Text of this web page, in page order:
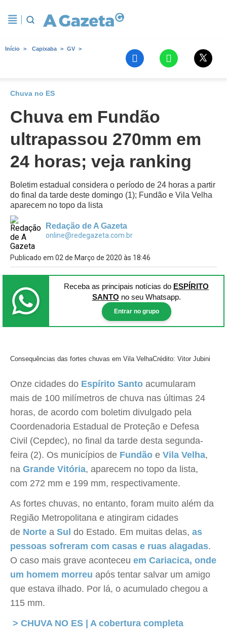
Início Capixaba GV
Chuva no ES
Chuva em Fundão
ultrapassou 270mm em
24 horas; veja ranking
Boletim estadual considera o período de 24 horas a partir
do final da tarde deste domingo (1); Fundão e Vila Velha
aparecem no topo da lista
Redação de A Gazeta
online@redegazeta.com.br
Publicado em 02 de Março de 2020 às 18:46
Receba as principais notícias do ESPÍRITO
SANTO no seu Whatsapp.
Entrar no grupo
Consequências das fortes chuvas em Vila VelhaCrédito: Vitor Jubini
Onze cidades do Espírito Santo acumularam
mais de 100 milímetros de chuva nas últimas 24
horas, de acordo com boletim divulgado pela
Coordenadoria Estadual de Proteção e Defesa
Civil (Cepdec), no final da tarde desta segunda-
feira (2). Os municípios de Fundão e Vila Velha,
na Grande Vitória, aparecem no topo da lista,
com 272 mm e 199 mm, respectivamente.
As fortes chuvas, no entanto, foram muito além da
Região Metropolitana e atingiram cidades
de Norte a Sul do Estado. Em muitas delas, as
pessoas sofreram com casas e ruas alagadas.
O caso mais grave aconteceu em Cariacica, onde
um homem morreu após tentar salvar um amigo
que estava ilhado. Por lá, o acumulado chegou a
115 mm.
> CHUVA NO ES | A cobertura completa